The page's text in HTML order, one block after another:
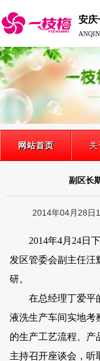
安庆
网站首页
副区长
2014年04月28
2014年4月 24日
发区管委会副主任汪
研。
在总经理丁爱平
液洗生产车间实地考
的生产工艺流程、产
主持召开座谈会，听